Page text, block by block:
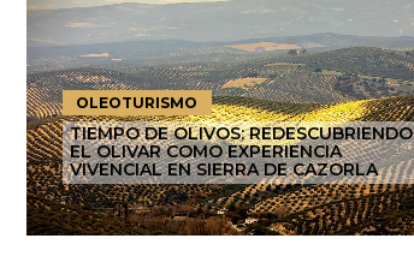
OLEOTURISMO
TIEMPO DE OLIVOS: REDESCUBRIENDO
EL OLIVAR COMO EXPERIENCIA
VIVENCIAL EN SIERRA DE CAZORLA